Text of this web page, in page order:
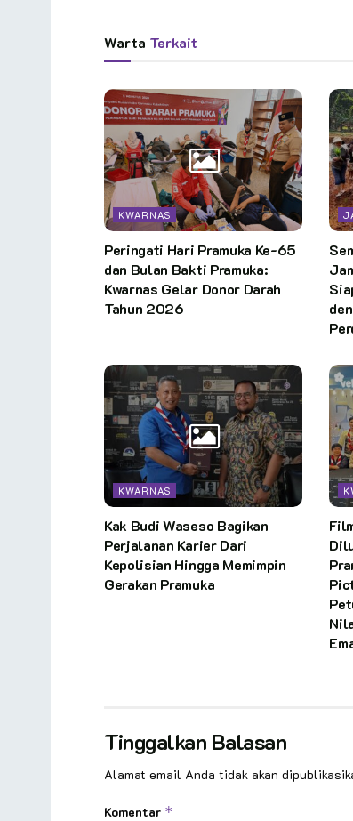
Warta Terkait
KWARNAS
Peringati Hari Pramuka Ke-65
dan Bulan Bakti Pramuka:
Kwarnas Gelar Donor Darah
Tahun 2026
KWARNAS
Kak Budi Waseso Bagikan
Perjalanan Karier Dari
Kepolisian Hingga Memimpin
Gerakan Pramuka
Tinggalkan Balasan
Alamat email Anda tidak akan
Komentar *